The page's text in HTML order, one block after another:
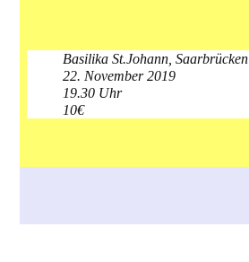
Basilika St.Johann, Saarbrücken
22. November 2019
19.30 Uhr
10€